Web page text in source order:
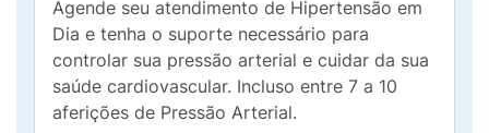
Agende seu atendimento de Hipertensão em
Dia e tenha o suporte necessário para
controlar sua pressão arterial e cuidar da sua
saúde cardiovascular. Incluso entre 7 a 10
aferições de Pressão Arterial.